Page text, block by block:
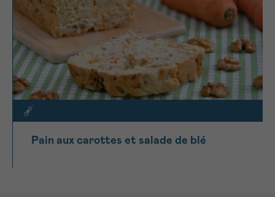
Pain aux carottes et salade de blé